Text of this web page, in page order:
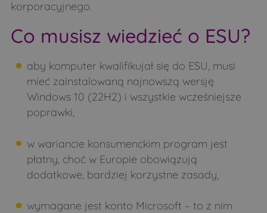
korporacyjnego.
Co musisz wiedzieć o ESU?
aby komputer kwalifikujał się do ESU, musi
mieć zainstalowaną najnowszą wersję
Windows 10 (22H2) i wszystkie wcześniejsze
poprawki,
w wariancie konsumenckim program jest
płatny, choć w Europie obowiązują
dodatkowe, bardziej korzystne zasady,
wymagane jest konto Microsoft – to z nim